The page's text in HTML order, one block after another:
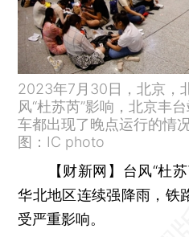
2023年7月30日，北京，
风“杜苏芮”影响，北京丰
车都出现了晚点运行的情
图：IC photo
【财新网】 台风“杜
华北地区连续强降雨，铁
受严重影响。